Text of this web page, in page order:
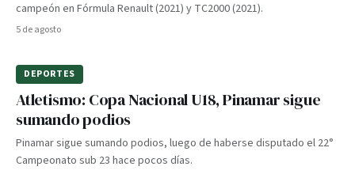
campeón en Fórmula Renault (2021) y TC2000 (2021).
5 de agosto
DEPORTES
Atletismo: Copa Nacional U18, Pinamar sigue
sumando podios
Pinamar sigue sumando podios, luego de haberse disputado el 22°
Campeonato sub 23 hace pocos días.